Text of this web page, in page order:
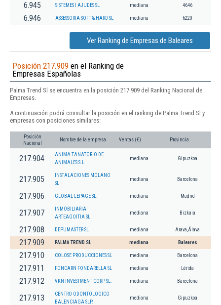
6.945 SISTEMES I AJUDES SL mediana 4646
6.946 ASSESSORIA SOFT & HARD SL mediana 6220
Ver Ranking de Empresas de Baleares
Posición 217.909 en el Ranking de
Empresas Españolas
Palma Trend Sl se encuentra en la posición 217.909 del Ranking Nacional de
Empresas.
A continuación podrá consultar la posición en el ranking de Palma Trend Sl y
empresas con posiciones similares:
Posición
Nacional
Nombre de la empresa Ventas (€) Provincia
217.904
ANIMA TANATORIO DE
ANIMALES S.L.
mediana Gipuzkoa
217.905
INSTALACIONES MOLANO
SL
mediana Barcelona
217.906 GLOBAL LEPAGE SL. mediana Madrid
217.907
INMOBILIARIA
ARTEAGOITIA SL
mediana Bizkaia
217.908 DEPUMASTER SL mediana Arava,Álava
217.909 PALMA TREND SL mediana Baleares
217.910 COLOSE PRODUCCIONES SL mediana Barcelona
217.911 FONCARN FONDARELLA SL mediana Lérida
217.912 VKN INVESTMENT CORP SL. mediana Barcelona
217.913
CENTRO ODONTOLOGICO
BALENCIAGA SLP.
mediana Gipuzkoa